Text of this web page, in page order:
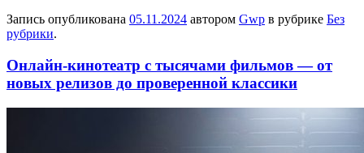
Запись опубликована 05.11.2024 автором Gwp в рубрике Без
рубрики.
Онлайн-кинотеатр с тысячами фильмов — от
новых релизов до проверенной классики